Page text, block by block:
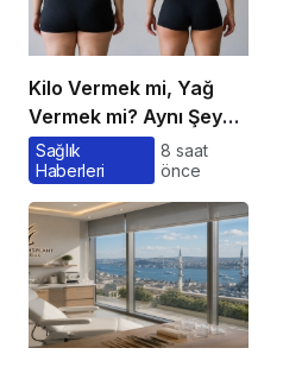
Kilo Vermek mi, Yağ
Vermek mi? Aynı Şey
Sanıyoruz Ama Değil!
Sağlık
Haberleri
8 saat
önce